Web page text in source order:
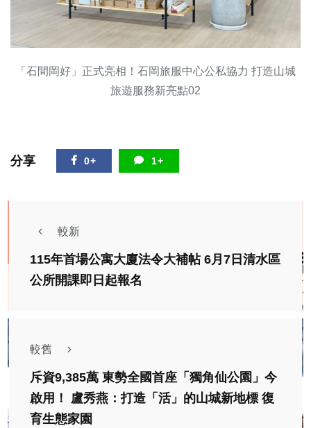
「石間岡好」正式亮相！石岡旅服中心公私協力 打造山城
旅遊服務新亮點02
分享 0+ 1+
較新
115年首場公寓大廈法令大補帖 6月7日清水區
公所開課即日起報名
較舊
斥資9,385萬 東勢全國首座「獨角仙公園」今
啟用！ 盧秀燕：打造「活」的山城新地標 復
育生態家園